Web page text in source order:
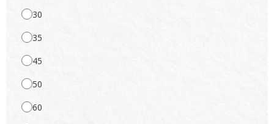
30
35
45
50
60